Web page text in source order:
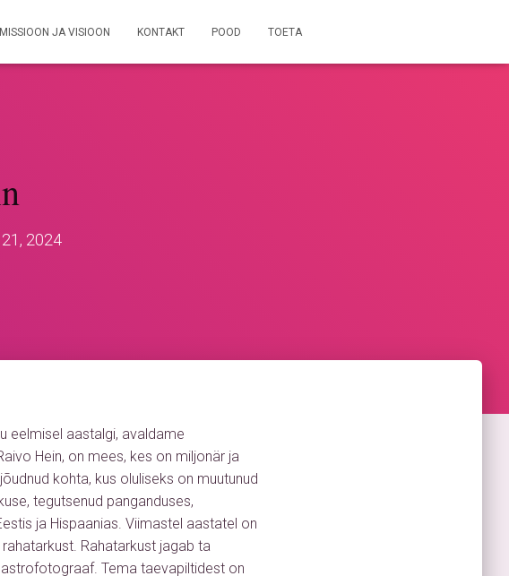
MISSIOON JA VISIOON KONTAKT POOD TOETA
2024
eelmisel aastalgi, avaldame
Hein, on mees, kes on miljonär ja
kohta, kus oluliseks on muutunud
tegutsenud panganduses,
ja Hispaanias. Viimastel aastatel on
Rahatarkust jagab ta
Tema taevapiltidest on